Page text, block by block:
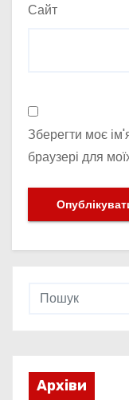
Сайт
Зберегти моє
браузері для
Архіви